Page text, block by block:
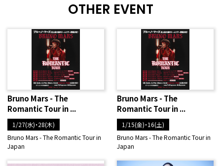
OTHER EVENT
Bruno Mars - The
Romantic Tour in ...
1/27(水)・28(木)
Bruno Mars - The Romantic Tour in
Japan
Bruno Mars - The
Romantic Tour in ...
1/15(金)・16(土)
Bruno Mars - The Romantic Tour in
Japan